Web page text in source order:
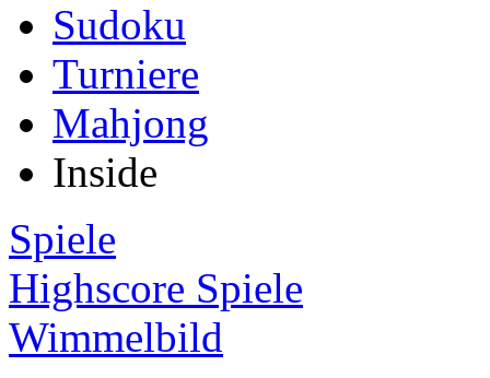
Sudoku
Turniere
Mahjong
Inside
Spiele
Highscore Spiele
Wimmelbild